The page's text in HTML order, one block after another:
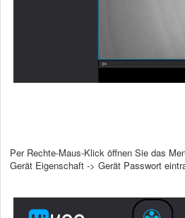
Per Rechte-Maus-Klick öffnen Sie das
Gerät Eigenschaft -> Gerät Passwort